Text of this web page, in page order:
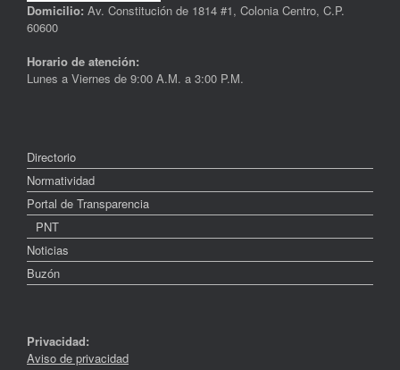
Domicilio: Av. Constitución de 1814 #1, Colonia Centro, C.P.
60600
Horario de atención:
Lunes a Viernes de 9:00 A.M. a 3:00 P.M.
Directorio
Normatividad
Portal de Transparencia
PNT
Noticias
Buzón
Privacidad:
Aviso de privacidad